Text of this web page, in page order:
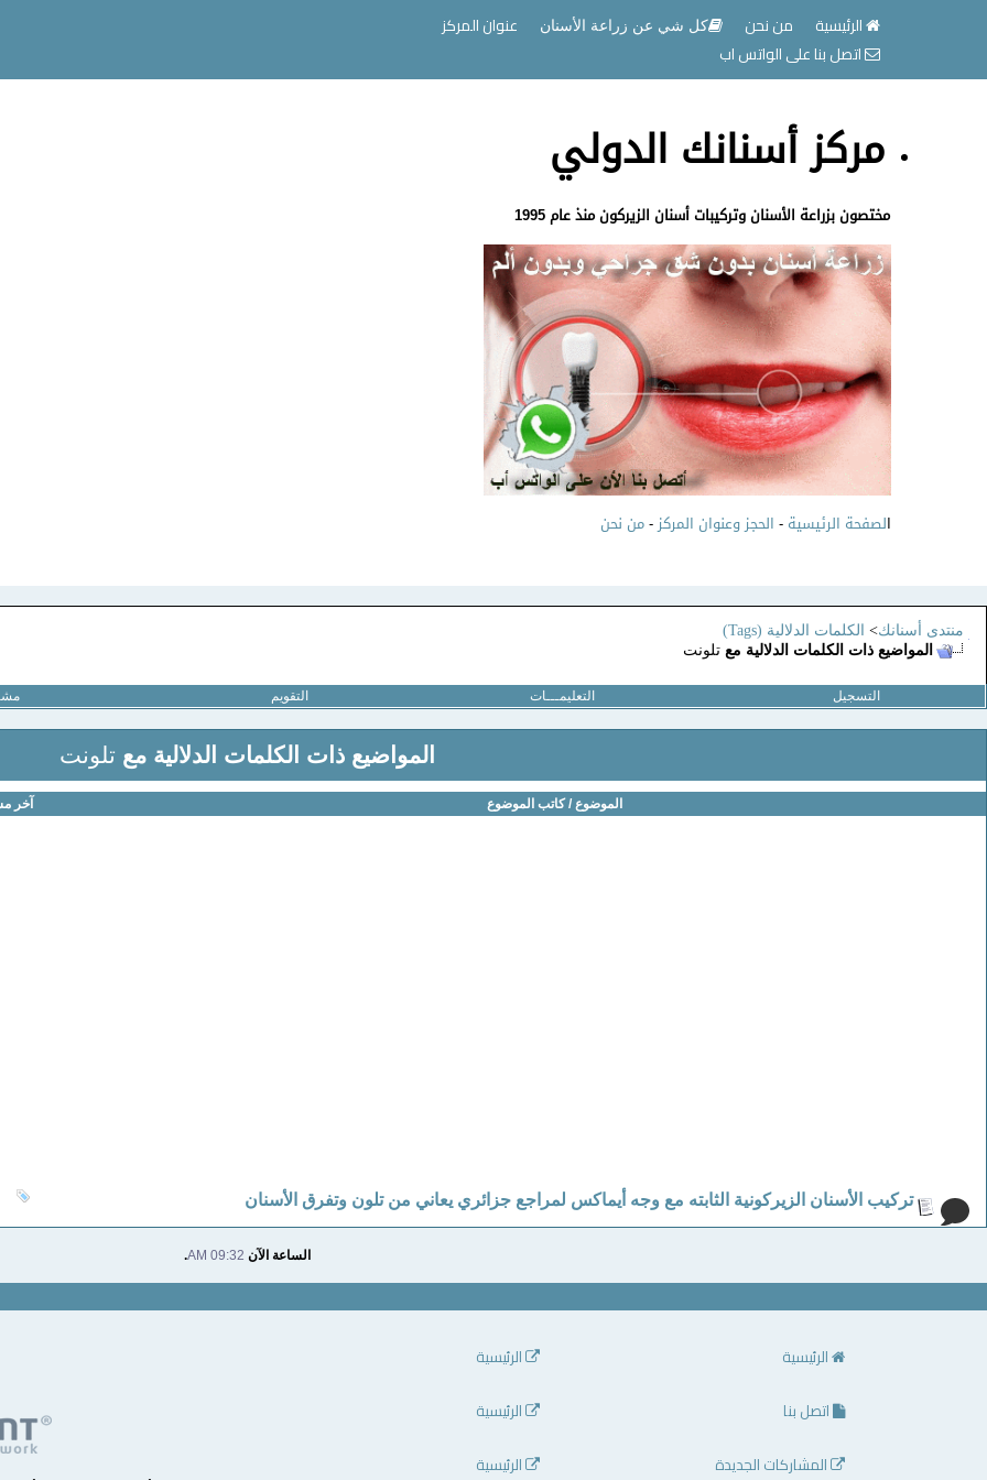
الرئيسية من نحن كل شي عن زراعة الأسنان
عنوان المركز
اتصل بنا على الواتس اب
مركز أسنانك الدولي
مختصون بزراعة الأسنان وتركيبات أسنان الزيركون منذ عام 1995
الصفحة الرئيسية - الحجز وعنوان المركز-من نحن
منتدى أسنانك> الكلمات الدلالية (Tags)
المواضيع ذات الكلمات الدلالية مع تلونت
التسجيل التعليمـــات التقويم
المواضيع ذات الكلمات الدلالية مع تلونت
الموضوع / كاتب الموضوع آخر
تركيب الأسنان الزيركونية الثابته مع وجه أيماكس لمراجع جزائري يعاني من تلون وتفرق الأسنان
الساعة الآن 09:32 AM
.
الرئيسية
اتصل بنا
المشاركات الجديدة
الرئيسية
الرئيسية
الرئيسية